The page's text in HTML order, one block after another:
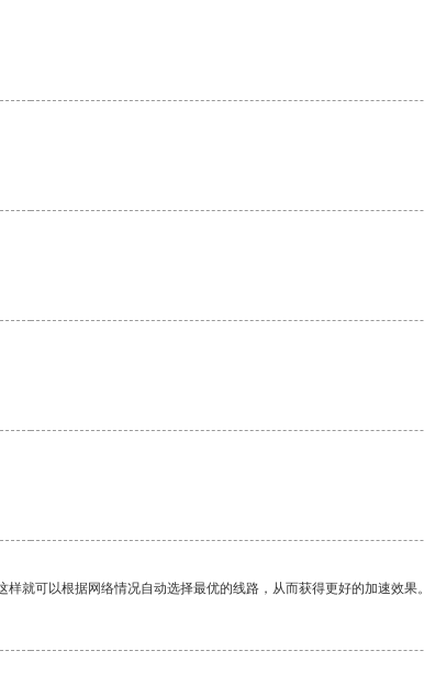
就可以根据网络情况自动选择最优的线路，从而获得更好的加速效果。